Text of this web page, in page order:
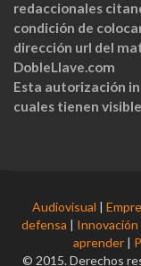
redaccionales
condición de
dirección url del
DobleLlave.com
Esta autorización
cuales tienen
Audiovisual |
defensa | Innovación
aprender |
© 2015. Derechos